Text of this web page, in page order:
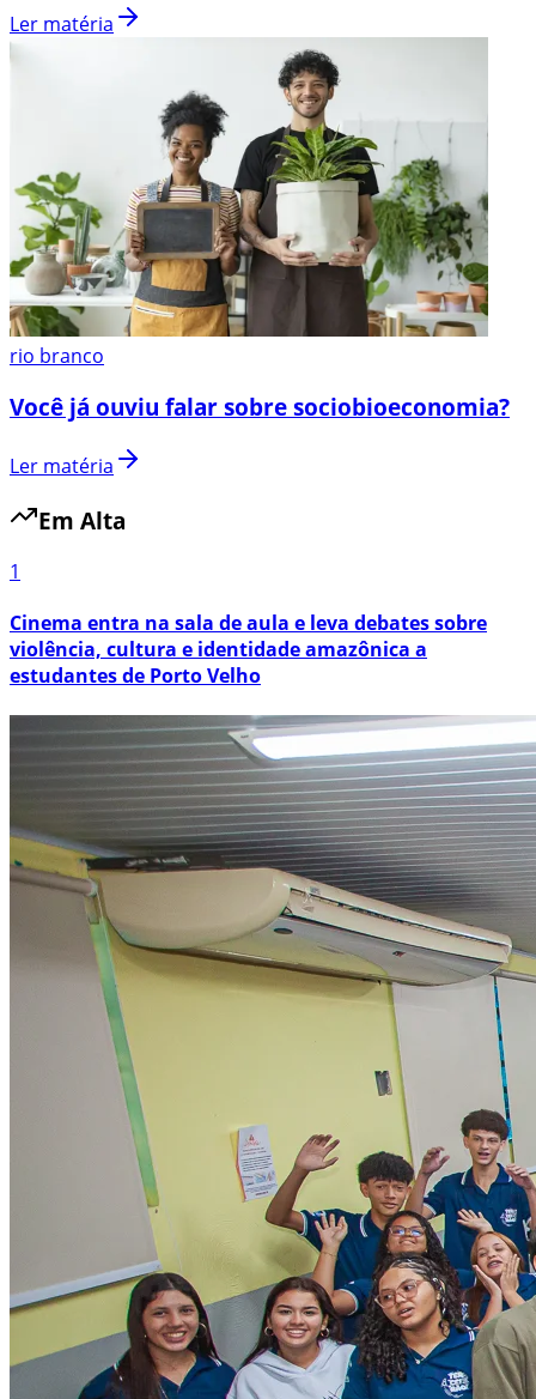
Ler matéria
rio branco
Você já ouviu falar sobre sociobioeconomia?
Ler matéria
Em Alta
1
Cinema entra na sala de aula e leva debates sobre
violência, cultura e identidade amazônica a
estudantes de Porto Velho